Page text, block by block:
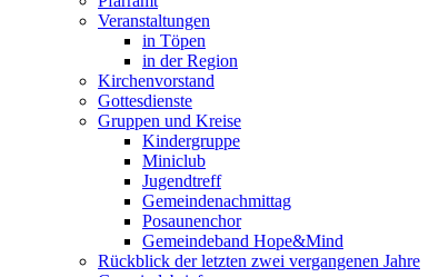
Veranstaltungen
in Töpen
in der Region
Kirchenvorstand
Gottesdienste
Gruppen und Kreise
Kindergruppe
Miniclub
Jugendtreff
Gemeindenachmittag
Posaunenchor
Gemeindeband Hope&Mind
Rückblick der letzten zwei vergangenen Jahre